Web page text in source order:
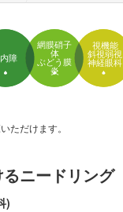
障
網膜硝子
体
ぶどう膜
炎
視機能
斜視弱視
神経眼科
ただけます。
ニードリング
)